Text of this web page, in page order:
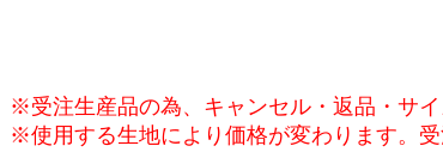
※受注生産品の為、キャンセル・返品・サイ
※使用する生地により価格が変わります。受